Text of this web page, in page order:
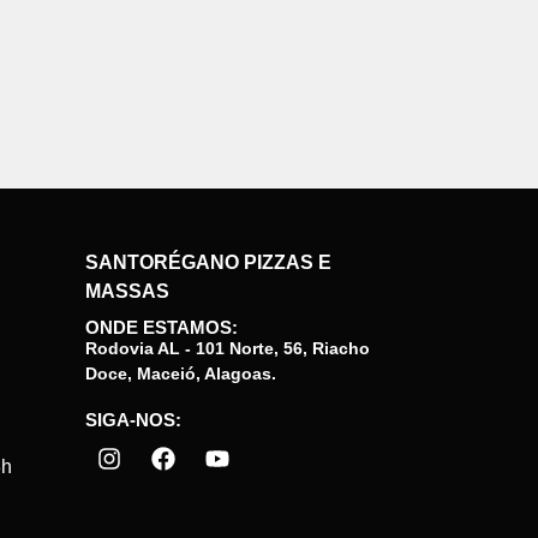
SANTORÉGANO PIZZAS E
MASSAS
ONDE ESTAMOS:
Rodovia AL - 101 Norte, 56, Riacho
Doce, Maceió, Alagoas.
SIGA-NOS: